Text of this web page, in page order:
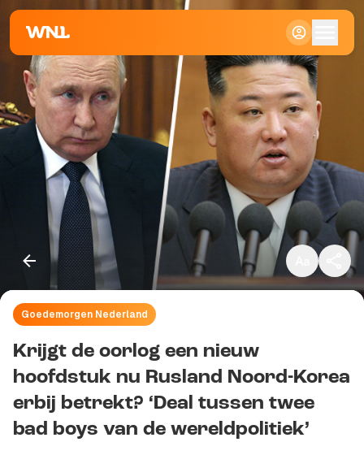
Standaard
Groot
Goedemorgen Nederland
Krijgt de oorlog een nieuw
hoofdstuk nu Rusland Noord-Korea
erbij betrekt? ‘Deal tussen twee
bad boys van de wereldpolitiek’